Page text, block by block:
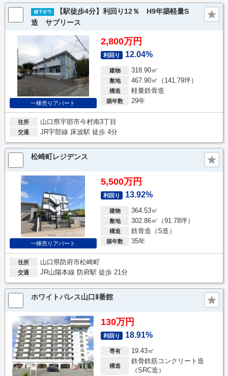
【駅徒歩4分】利回り12％ H9年築軽量S
造 サブリース
一棟売りアパート
2,800万円
利回り 12.04%
建物 318.90㎡
敷地 467.90㎡（141.79坪）
構造 軽量鉄骨造
築年数 29年
住所 山口県宇部市今村南3丁目
交通 JR宇部線 床波駅 徒歩 4分
松崎町レジデンス
一棟売りアパート
5,500万円
利回り 13.92%
建物 364.53㎡
敷地 302.86㎡（91.78坪）
構造 鉄骨造（S造）
築年数 35年
住所 山口県防府市松崎町
交通 JR山陽本線 防府駅 徒歩 21分
ホワイトパレス山口Ⅱ番館
130万円
利回り 18.91%
専有 19.43㎡
構造
鉄骨鉄筋コンクリート造
（SRC造）